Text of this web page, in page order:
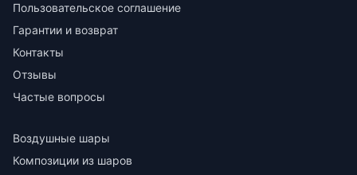
Пользовательское соглашение
Гарантии и возврат
Контакты
Отзывы
Частые вопросы
Воздушные шары
Композиции из шаров